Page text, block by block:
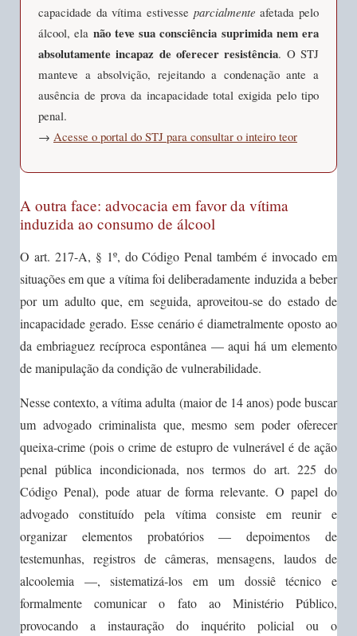
capacidade da vítima estivesse parcialmente afetada pelo
álcool, ela não teve sua consciência suprimida nem era
absolutamente incapaz de oferecer resistência. O STJ
manteve a absolvição, rejeitando a condenação ante a
ausência de prova da incapacidade total exigida pelo tipo
penal.
→ Acesse o portal do STJ para consultar o inteiro teor
A outra face: advocacia em favor da vítima
induzida ao consumo de álcool
O art. 217-A, § 1º, do Código Penal também é invocado em
situações em que a vítima foi deliberadamente induzida a beber
por um adulto que, em seguida, aproveitou-se do estado de
incapacidade gerado. Esse cenário é diametralmente oposto ao
da embriaguez recíproca espontânea — aqui há um elemento
de manipulação da condição de vulnerabilidade.
Nesse contexto, a vítima adulta (maior de 14 anos) pode buscar
um advogado criminalista que, mesmo sem poder oferecer
queixa-crime (pois o crime de estupro de vulnerável é de ação
penal pública incondicionada, nos termos do art. 225 do
Código Penal), pode atuar de forma relevante. O papel do
advogado constituído pela vítima consiste em reunir e
organizar elementos probatórios — depoimentos de
testemunhas, registros de câmeras, mensagens, laudos de
alcoolemia —, sistematizá-los em um dossiê técnico e
formalmente comunicar o fato ao Ministério Público,
provocando a instauração do inquérito policial ou o